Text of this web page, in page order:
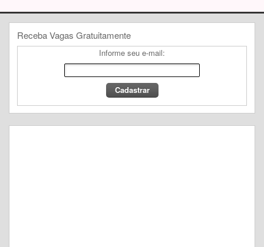
Receba Vagas Gratuitamente
Informe seu e-mail: